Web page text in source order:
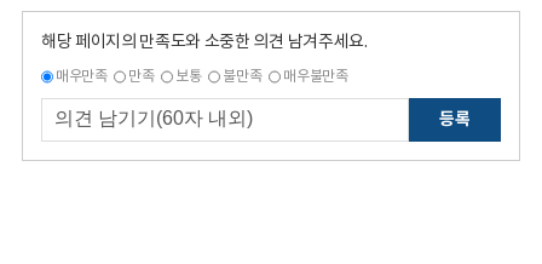
해당 페이지의 만족도와 소중한 의견 남겨주세요.
매우만족 만족 보통 불만족 매우불만족
등록